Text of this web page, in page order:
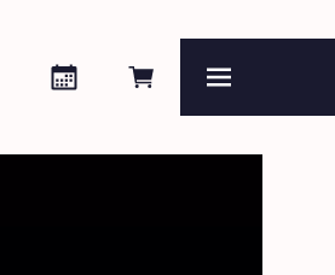
Online reserveren
Agenda
Zoeken